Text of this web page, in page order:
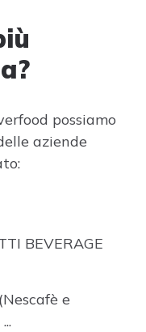
possiamo
aziende
BEVERAGE
e